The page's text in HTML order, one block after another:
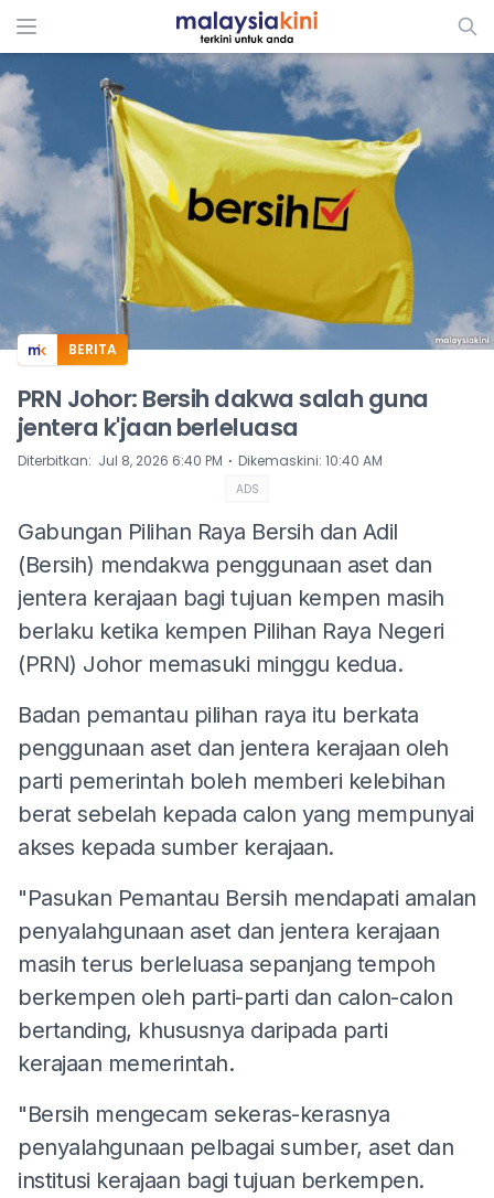
ADS
BERITA
PRN Johor: Bersih dakwa salah guna
jentera k'jaan berleluasa
Diterbitkan: Jul 8, 2026 6:40 PM ⋅ Dikemaskini: 10:40 AM
ADS
Gabungan Pilihan Raya Bersih dan Adil
(Bersih) mendakwa penggunaan aset dan
jentera kerajaan bagi tujuan kempen masih
berlaku ketika kempen Pilihan Raya Negeri
(PRN) Johor memasuki minggu kedua.
Badan pemantau pilihan raya itu berkata
penggunaan aset dan jentera kerajaan oleh
parti pemerintah boleh memberi kelebihan
berat sebelah kepada calon yang mempunyai
akses kepada sumber kerajaan.
"Pasukan Pemantau Bersih mendapati amalan
penyalahgunaan aset dan jentera kerajaan
masih terus berleluasa sepanjang tempoh
berkempen oleh parti-parti dan calon-calon
bertanding, khususnya daripada parti
kerajaan memerintah.
"Bersih mengecam sekeras-kerasnya
penyalahgunaan pelbagai sumber, aset dan
institusi kerajaan bagi tujuan berkempen.